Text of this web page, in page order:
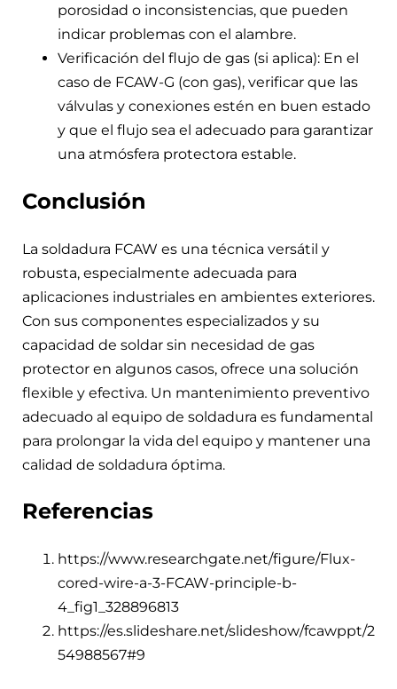
porosidad o inconsistencias, que pueden
indicar problemas con el alambre.
Verificación del flujo de gas (si aplica): En el
caso de FCAW-G (con gas), verificar que las
válvulas y conexiones estén en buen estado
y que el flujo sea el adecuado para garantizar
una atmósfera protectora estable.
Conclusión
La soldadura FCAW es una técnica versátil y
robusta, especialmente adecuada para
aplicaciones industriales en ambientes exteriores.
Con sus componentes especializados y su
capacidad de soldar sin necesidad de gas
protector en algunos casos, ofrece una solución
flexible y efectiva. Un mantenimiento preventivo
adecuado al equipo de soldadura es fundamental
para prolongar la vida del equipo y mantener una
calidad de soldadura óptima.
Referencias
https://www.researchgate.net/figure/Flux-
cored-wire-a-3-FCAW-principle-b-
4_fig1_328896813
https://es.slideshare.net/slideshow/fcawppt/2
54988567#9